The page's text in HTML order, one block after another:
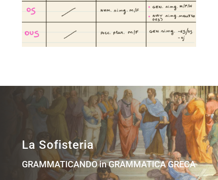
La Sofisteria
GRAMMATICANDO in GRAMMATICA GRECA